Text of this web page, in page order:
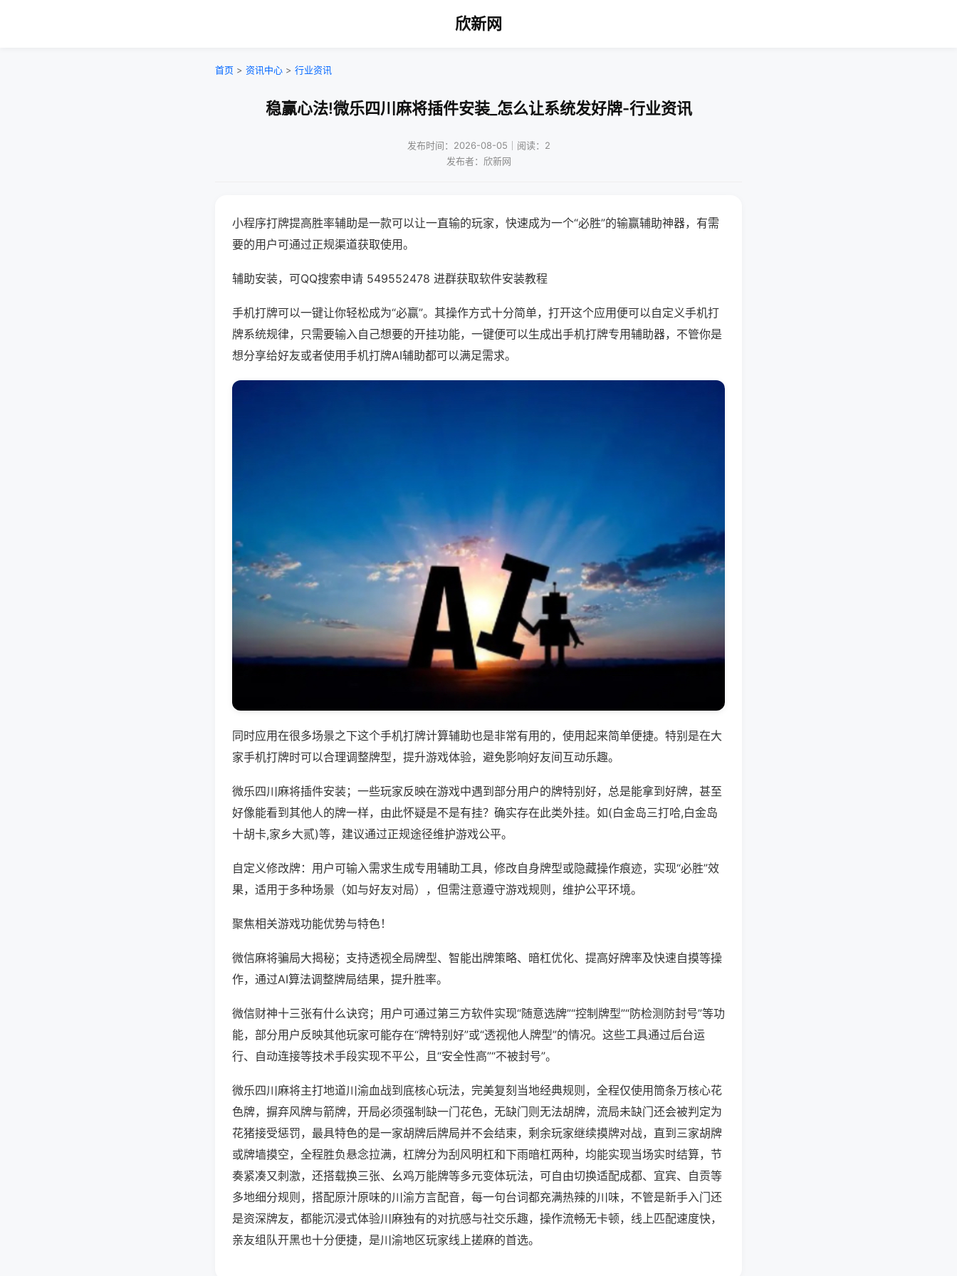
欣新网
首页 > 资讯中心 > 行业资讯
稳赢心法!微乐四川麻将插件安装_怎么让系统发好牌-行业资讯
发布时间：2026-08-05｜阅读：2
发布者：欣新网
小程序打牌提高胜率辅助是一款可以让一直输的玩家，快速成为一个“必胜”的输赢辅助神器，有需
要的用户可通过正规渠道获取使用。
辅助安装，可QQ搜索申请 549552478 进群获取软件安装教程
手机打牌可以一键让你轻松成为“必赢”。其操作方式十分简单，打开这个应用便可以自定义手机打
牌系统规律，只需要输入自己想要的开挂功能，一键便可以生成出手机打牌专用辅助器，不管你是
想分享给好友或者使用手机打牌AI辅助都可以满足需求。
同时应用在很多场景之下这个手机打牌计算辅助也是非常有用的，使用起来简单便捷。特别是在大
家手机打牌时可以合理调整牌型，提升游戏体验，避免影响好友间互动乐趣。
微乐四川麻将插件安装；一些玩家反映在游戏中遇到部分用户的牌特别好，总是能拿到好牌，甚至
好像能看到其他人的牌一样，由此怀疑是不是有挂？确实存在此类外挂。如(白金岛三打哈,白金岛
十胡卡,家乡大贰)等，建议通过正规途径维护游戏公平。
自定义修改牌：用户可输入需求生成专用辅助工具，修改自身牌型或隐藏操作痕迹，实现“必胜”效
果，适用于多种场景（如与好友对局），但需注意遵守游戏规则，维护公平环境。
聚焦相关游戏功能优势与特色！
微信麻将骗局大揭秘；支持透视全局牌型、智能出牌策略、暗杠优化、提高好牌率及快速自摸等操
作，通过AI算法调整牌局结果，提升胜率。
微信财神十三张有什么诀窍；用户可通过第三方软件实现“随意选牌”“控制牌型”“防检测防封号”等功
能，部分用户反映其他玩家可能存在“牌特别好”或“透视他人牌型”的情况。这些工具通过后台运
行、自动连接等技术手段实现不平公，且“安全性高”“不被封号”。
微乐四川麻将主打地道川渝血战到底核心玩法，完美复刻当地经典规则，全程仅使用筒条万核心花
色牌，摒弃风牌与箭牌，开局必须强制缺一门花色，无缺门则无法胡牌，流局未缺门还会被判定为
花猪接受惩罚，最具特色的是一家胡牌后牌局并不会结束，剩余玩家继续摸牌对战，直到三家胡牌
或牌墙摸空，全程胜负悬念拉满，杠牌分为刮风明杠和下雨暗杠两种，均能实现当场实时结算，节
奏紧凑又刺激，还搭载换三张、幺鸡万能牌等多元变体玩法，可自由切换适配成都、宜宾、自贡等
多地细分规则，搭配原汁原味的川渝方言配音，每一句台词都充满热辣的川味，不管是新手入门还
是资深牌友，都能沉浸式体验川麻独有的对抗感与社交乐趣，操作流畅无卡顿，线上匹配速度快，
亲友组队开黑也十分便捷，是川渝地区玩家线上搓麻的首选。